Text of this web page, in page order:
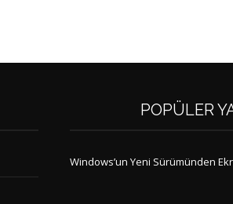
POPÜLER
Windows’un Yeni Sürümünden